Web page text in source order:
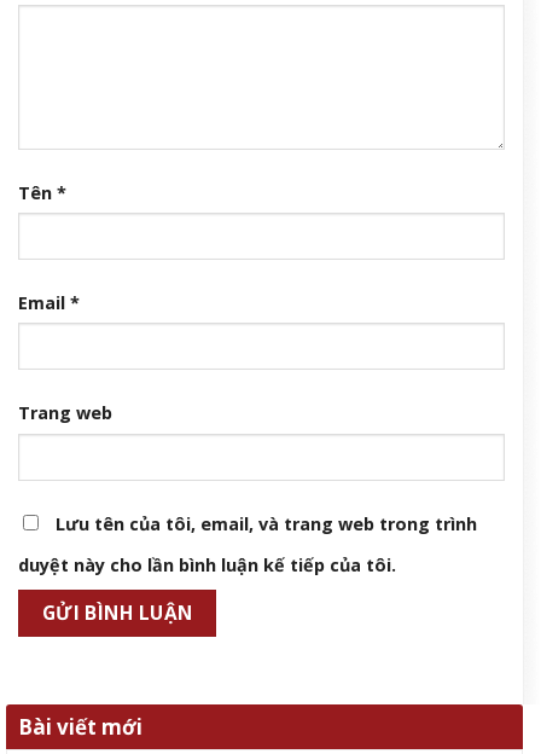
Tên *
Email *
Trang web
Lưu tên của tôi, email, và trang web trong trình
duyệt này cho lần bình luận kế tiếp của tôi.
Bài viết mới